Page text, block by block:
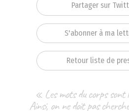
Partager sur
S'abonner à ma
Retour liste de
« Les mots du corps sont
Ainsi, on ne doit pas